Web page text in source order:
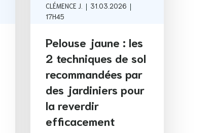
CLÉMENCE J. | 31.03.2026 |
17H45
Pelouse jaune : les
2 techniques de sol
recommandées par
des jardiniers pour
la reverdir
efficacement